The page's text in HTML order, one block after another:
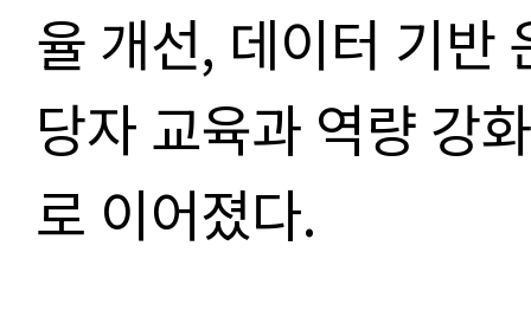
율 개선, 데이터 기반
당자 교육과 역량 강
로 이어졌다.